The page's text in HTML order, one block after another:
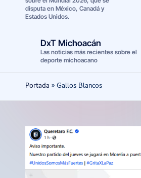
disputa en México, Canadá y
Estados Unidos.
DxT Michoacán
Las noticias más recientes sobre el
deporte michoacano
Portada »Gallos Blancos